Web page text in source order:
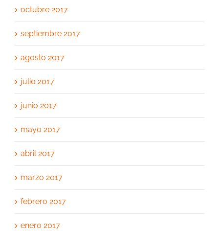
octubre 2017
septiembre 2017
agosto 2017
julio 2017
junio 2017
mayo 2017
abril 2017
marzo 2017
febrero 2017
enero 2017